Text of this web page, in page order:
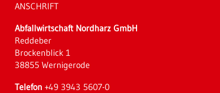
ANSCHRIFT
Abfallwirtschaft Nordharz GmbH
Reddeber
Brockenblick 1
38855 Wernigerode
Telefon +49 3943 5607-0